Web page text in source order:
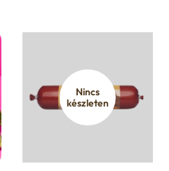
Nincs
készleten